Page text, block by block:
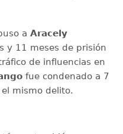
a Aracely
y 11 meses de prisión
de influencias en
fue condenado a 7
mismo delito.